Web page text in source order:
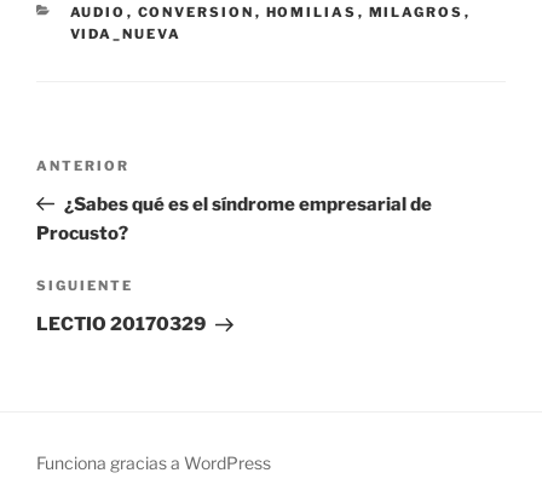
CATEGORÍAS
AUDIO , CONVERSION , HOMILIAS , MILAGROS ,
VIDA_NUEVA
entradas
Entrada
anterior:
ANTERIOR
¿Sabes qué es el síndrome empresarial de
Procusto?
Siguiente
entrada
SIGUIENTE
LECTIO 20170329
Funciona gracias a WordPress